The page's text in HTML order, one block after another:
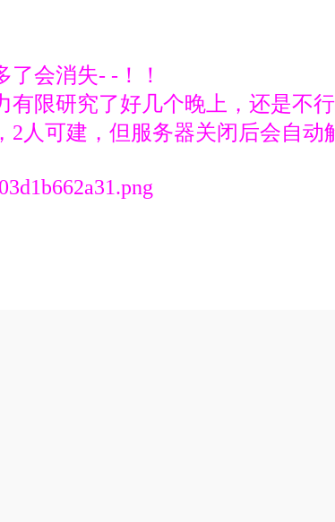
会消失- -！！
限研究了好几个晚上，还是不
人可建，但服务器关闭后会自